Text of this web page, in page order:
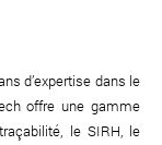
d’expertise dans le
offre une gamme
le SIRH, le